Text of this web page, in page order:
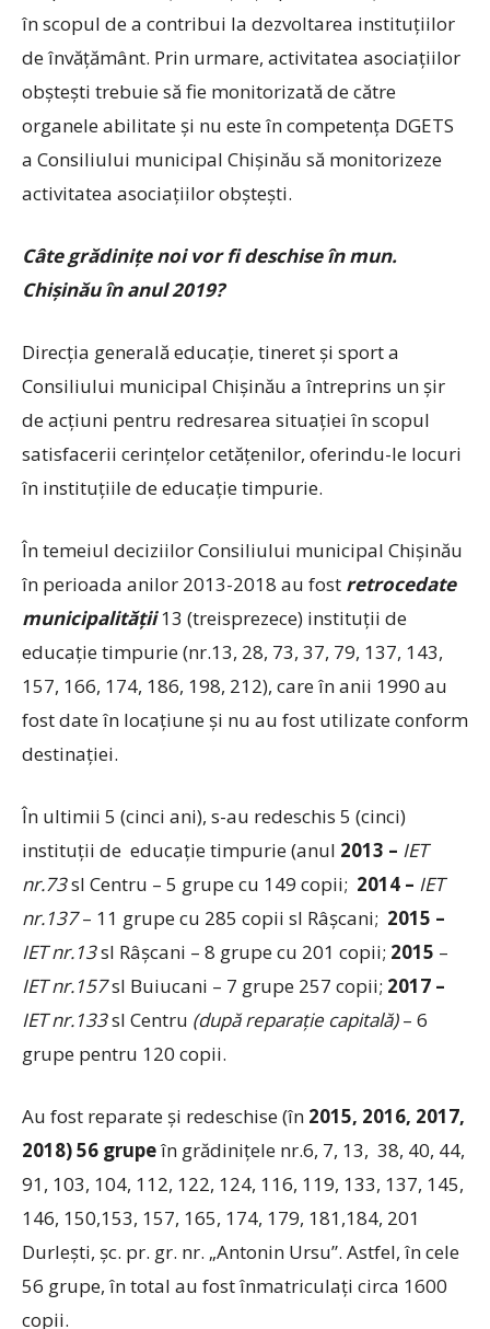
în scopul de a contribui la dezvoltarea instituţiilor
de învăţământ. Prin urmare, activitatea asociaţiilor
obşteşti trebuie să fie monitorizată de către
organele abilitate şi nu este în competenţa DGETS
a Consiliului municipal Chişinău să monitorizeze
activitatea asociaţiilor obşteşti.
Câte grădiniţe noi vor fi deschise în mun.
Chişinău în anul 2019?
Direcţia generală educaţie, tineret şi sport a
Consiliului municipal Chişinău a întreprins un şir
de acţiuni pentru redresarea situaţiei în scopul
satisfacerii cerinţelor cetăţenilor, oferindu-le locuri
în instituţiile de educaţie timpurie.
În temeiul deciziilor Consiliului municipal Chişinău
în perioada anilor 2013-2018 au fost retrocedate
municipalităţii13 (treisprezece) instituţii de
educaţie timpurie (nr.13, 28, 73, 37, 79, 137, 143,
157, 166, 174, 186, 198, 212), care în anii 1990 au
fost date în locaţiune şi nu au fost utilizate conform
destinaţiei.
În ultimii 5 (cinci ani), s-au redeschis 5 (cinci)
instituţii de educaţie timpurie (anul 2013 – IET
nr.73sl Centru – 5 grupe cu 149 copii; 2014 – IET
nr.137– 11 grupe cu 285 copii sl Râşcani; 2015 –
IET nr.13sl Râşcani – 8 grupe cu 201 copii; 2015 –
IET nr.157sl Buiucani – 7 grupe 257 copii; 2017 –
IET nr.133sl Centru (după reparaţie capitală)– 6
grupe pentru 120 copii.
Au fost reparate şi redeschise (în 2015, 2016, 2017,
2018) 56 grupeîn grădiniţele nr.6, 7, 13, 38, 40, 44,
91, 103, 104, 112, 122, 124, 116, 119, 133, 137, 145,
146, 150,153, 157, 165, 174, 179, 181,184, 201
Durleşti, şc. pr. gr. nr. „Antonin Ursu”. Astfel, în cele
56 grupe, în total au fost înmatriculaţi circa 1600
copii.